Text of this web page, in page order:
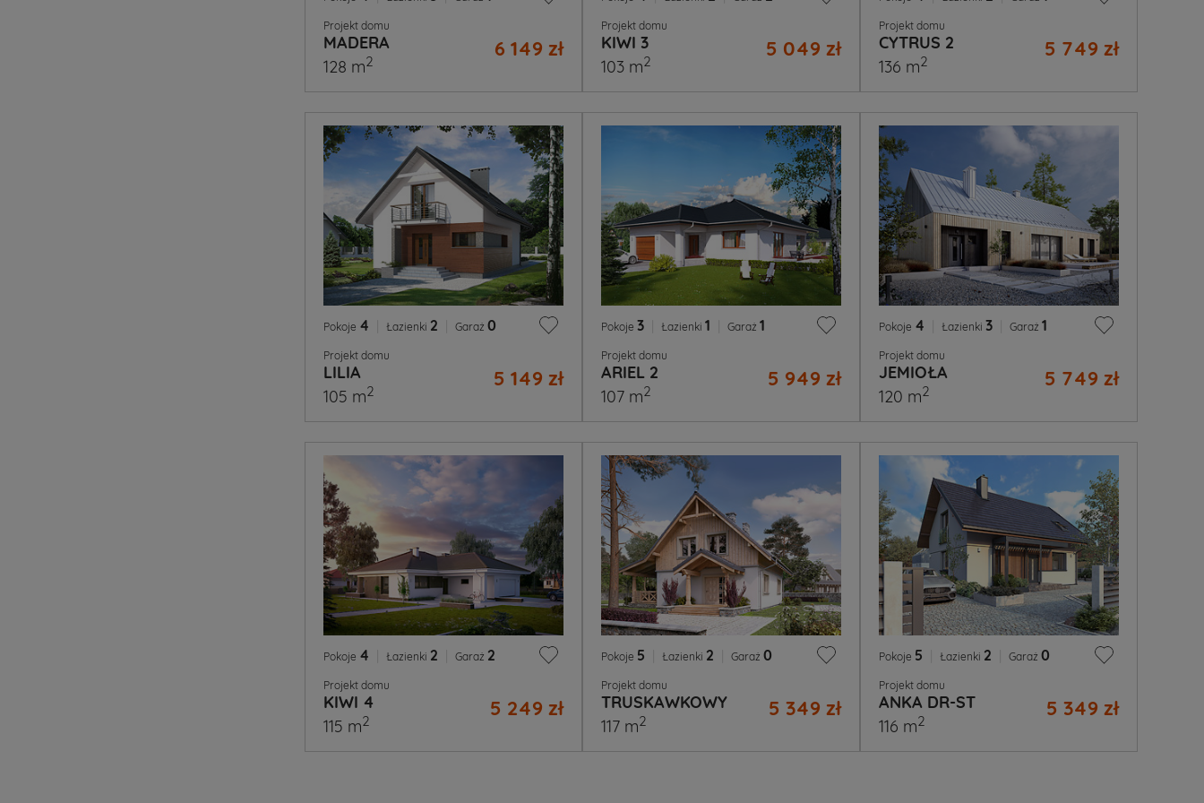
Projekt domu
MADERA 6 149 zł
128 m2
Projekt domu
KIWI 3 5 049 zł
103 m2
Projekt domu
CYTRUS 2 5 749 zł
136 m2
Pokoje 4 Łazienki 2 Garaż 0
Projekt domu
LILIA 5 149 zł
105 m2
Pokoje 3 Łazienki 1 Garaż 1
Projekt domu
ARIEL 2 5 949 zł
107 m2
Pokoje 4 Łazienki 3 Garaż 1
Projekt domu
JEMIOŁA 5 749 zł
120 m2
Pokoje 4 Łazienki 2 Garaż 2
Projekt domu
KIWI 4 5 249 zł
115 m2
Pokoje 5 Łazienki 2 Garaż 0
Projekt domu
TRUSKAWKOWY 5 349 zł
117 m2
Pokoje 5 Łazienki 2 Garaż 0
Projekt domu
ANKA DR-ST 5 349 zł
116 m2